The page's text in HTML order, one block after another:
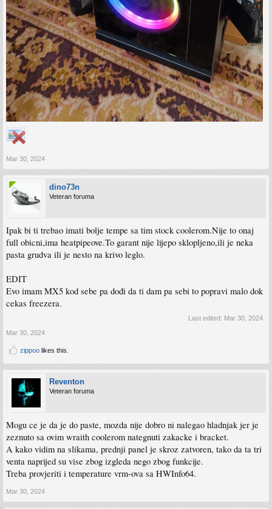
Mar 30, 2024
dino73n
Veteran foruma
Ipak bi ti trebao imati bolje tempe sa tim stock coolerom.Nije to onaj
full obicni,ima heatpipeove.To garant nije lijepo sklopljeno,ili je neka
pasta grudva ili je nesto na krivo leglo.
EDIT
Evo imam MX5 kod sebe pa dođi da ti dam pa sebi to popravi malo dok
cekas freezera.
Last edited: Mar 30, 2024
Mar 30, 2024
zippoo likes this.
Reventon
Veteran foruma
Mogu ce je da je do paste, mozda nije dobro ni nalegao hladnjak jer je
zeznuto sa ovim wraith coolerom nategnuti zakacke i bracket.
A kako vidim na slikama, prednji panel je skroz zatvoren, tako da ta tri
venta naprijed su vise zbog izgleda nego zbog funkcije.
Treba provjeriti i temperature vrm-ova sa HWInfo64.
Mar 30, 2024